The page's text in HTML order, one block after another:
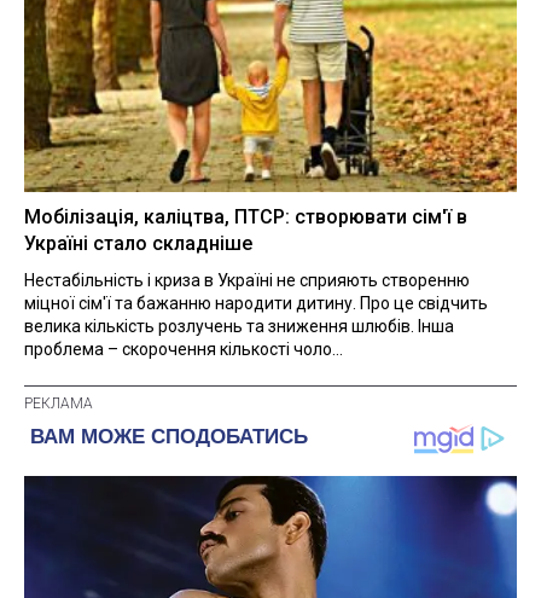
Мобілізація, каліцтва, ПТСР: створювати сім'ї в
Україні стало складніше
Нестабільність і криза в Україні не сприяють створенню
міцної сім'ї та бажанню народити дитину. Про це свідчить
велика кількість розлучень та зниження шлюбів. Інша
проблема – скорочення кількості чоло...